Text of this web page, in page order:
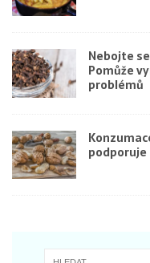
Nebojte
Pomůže
problémů